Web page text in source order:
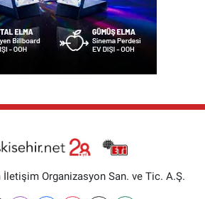
İletişim Organizasyon San. ve Tic. A.Ş.